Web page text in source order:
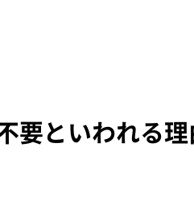
要といわれる